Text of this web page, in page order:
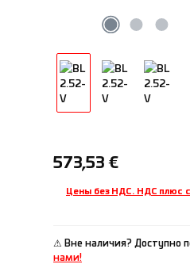
Обычная цена:
573,53 €
Цены без НДС. НДС плюс
⚠ Вне наличия? Доступно
нами!